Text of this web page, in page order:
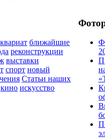
ближайшие
реконструкции
выставки
спорт новый
Статьи наших
кино искусство